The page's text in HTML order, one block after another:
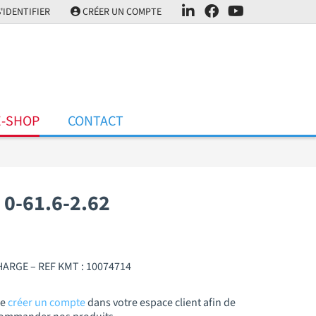
CRÉER UN COMPTE
SHOP CONTACT
0-61.6-2.62
– REF KMT : 10074714
créer un comptedans votre espace client afin de